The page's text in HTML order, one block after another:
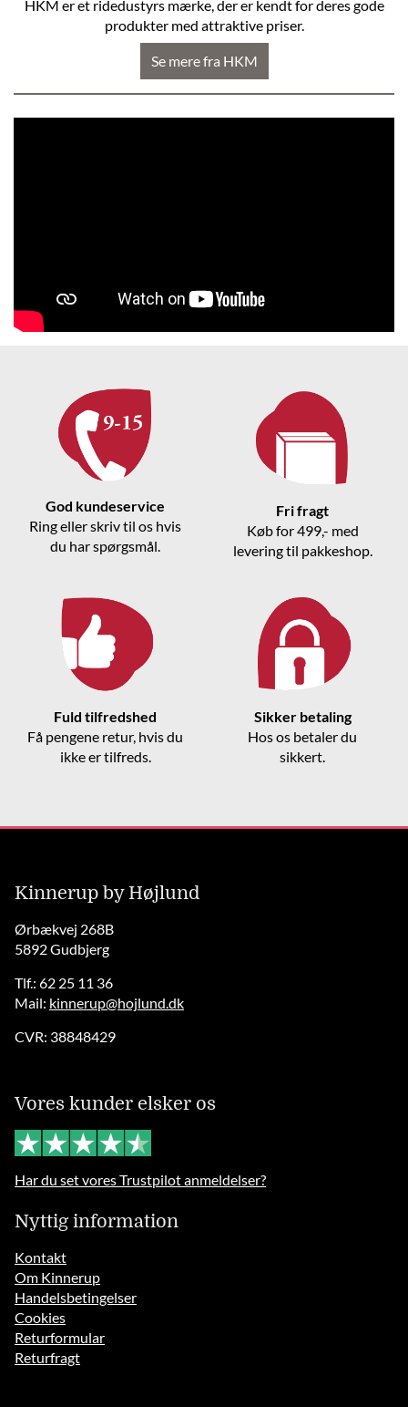
HKM er et ridedustyrs mærke, der er kendt for deres gode
produkter med attraktive priser.
Se mere fra HKM
God kundeservice
Ring eller skriv til os hvis
du har spørgsmål.
Fri fragt
Køb for 499,- med
levering til pakkeshop.
Fuld tilfredshed
Få pengene retur, hvis du
ikke er tilfreds.
Sikker betaling
Hos os betaler du
sikkert.
Kinnerup by Højlund
Ørbækvej 268B
5892 Gudbjerg
Tlf.: 62 25 11 36
Mail: kinnerup@hojlund.dk
CVR: 38848429
Vores kunder elsker os
Har du set vores Trustpilot anmeldelser?
Nyttig information
Kontakt
Om Kinnerup
Handelsbetingelser
Cookies
Returformular
Returfragt